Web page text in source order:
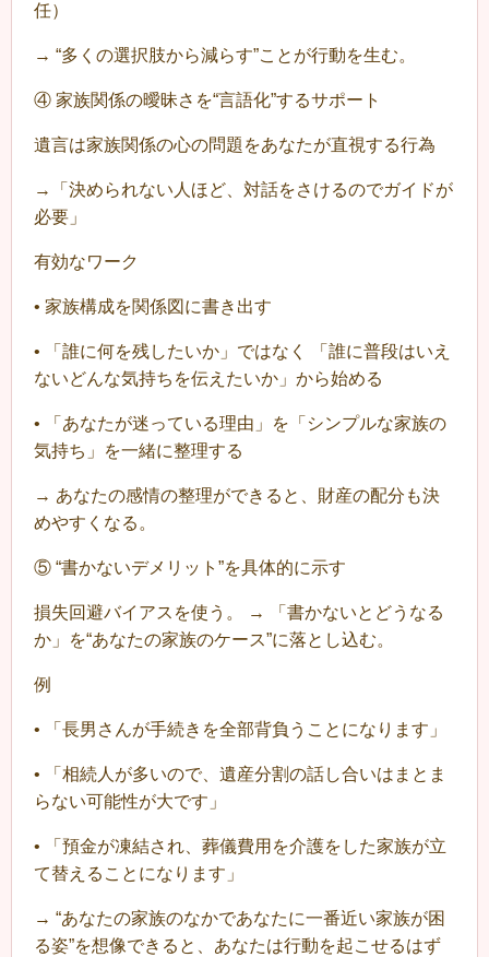
任）
→ “多くの選択肢から減らす”ことが行動を生む。
④ 家族関係の曖昧さを“言語化”するサポート
遺言は家族関係の心の問題をあなたが直視する行為
→「決められない人ほど、対話をさけるのでガイドが
必要」
有効なワーク
• 家族構成を関係図に書き出す
•
「誰に何を残したいか」ではなく 「誰に普段はいえ
ないどんな気持ちを伝えたいか」から始める
•
「あなたが迷っている理由」を「シンプルな家族の
気持ち」を一緒に整理する
→ あなたの感情の整理ができると、財産の配分も決
めやすくなる。
⑤ “書かないデメリット”を具体的に示す
損失回避バイアスを使う。 → 「書かないとどうなる
か」を“あなたの家族のケース”に落とし込む。
例
• 「長男さんが手続きを全部背負うことになります」
•
「相続人が多いので、遺産分割の話し合いはまとま
らない可能性が大です」
•
「預金が凍結され、葬儀費用を介護をした家族が立
て替えることになります」
→ “あなたの家族のなかであなたに一番近い家族が困
る姿”を想像できると、あなたは行動を起こせるはず